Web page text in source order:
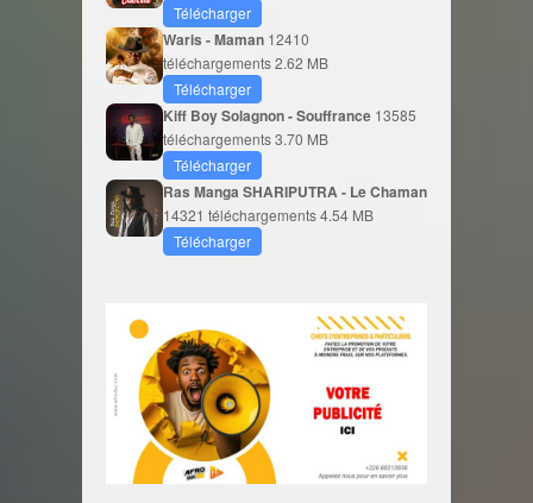
Télécharger
Waris - Maman 12410
téléchargements2.62 MB
Télécharger
Kiff Boy Solagnon - Souffrance 13585
téléchargements3.70 MB
Télécharger
Ras Manga SHARIPUTRA - Le Chaman
14321 téléchargements4.54 MB
Télécharger